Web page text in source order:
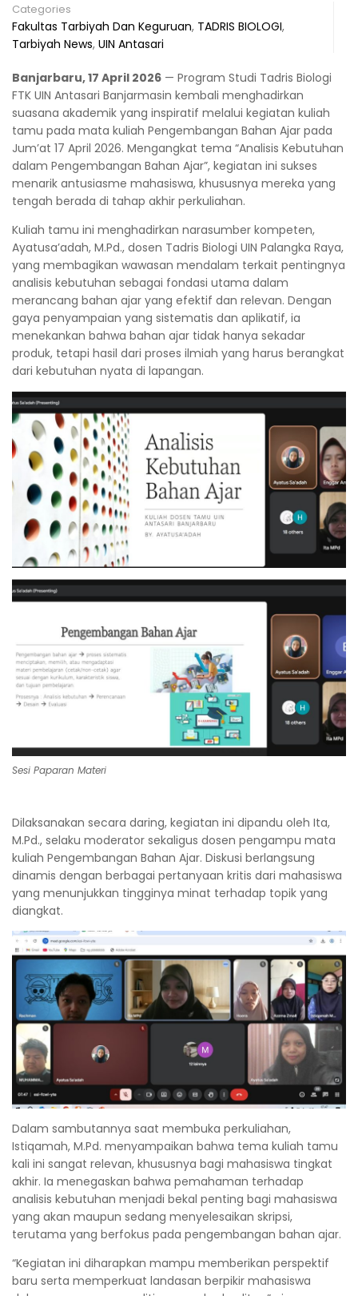
Categories
Fakultas Tarbiyah Dan Keguruan, TADRIS BIOLOGI,
Tarbiyah News, UIN Antasari
Banjarbaru, 17 April 2026 — Program Studi Tadris Biologi
FTK UIN Antasari Banjarmasin kembali menghadirkan
suasana akademik yang inspiratif melalui kegiatan kuliah
tamu pada mata kuliah Pengembangan Bahan Ajar pada
Jum’at 17 April 2026. Mengangkat tema “Analisis Kebutuhan
dalam Pengembangan Bahan Ajar”, kegiatan ini sukses
menarik antusiasme mahasiswa, khususnya mereka yang
tengah berada di tahap akhir perkuliahan.
Kuliah tamu ini menghadirkan narasumber kompeten,
Ayatusa’adah, M.Pd., dosen Tadris Biologi UIN Palangka Raya,
yang membagikan wawasan mendalam terkait pentingnya
analisis kebutuhan sebagai fondasi utama dalam
merancang bahan ajar yang efektif dan relevan. Dengan
gaya penyampaian yang sistematis dan aplikatif, ia
menekankan bahwa bahan ajar tidak hanya sekadar
produk, tetapi hasil dari proses ilmiah yang harus berangkat
dari kebutuhan nyata di lapangan.
Sesi Paparan Materi
Dilaksanakan secara daring, kegiatan ini dipandu oleh Ita,
M.Pd., selaku moderator sekaligus dosen pengampu mata
kuliah Pengembangan Bahan Ajar. Diskusi berlangsung
dinamis dengan berbagai pertanyaan kritis dari mahasiswa
yang menunjukkan tingginya minat terhadap topik yang
diangkat.
Dalam sambutannya saat membuka perkuliahan,
Istiqamah, M.Pd. menyampaikan bahwa tema kuliah tamu
kali ini sangat relevan, khususnya bagi mahasiswa tingkat
akhir. Ia menegaskan bahwa pemahaman terhadap
analisis kebutuhan menjadi bekal penting bagi mahasiswa
yang akan maupun sedang menyelesaikan skripsi,
terutama yang berfokus pada pengembangan bahan ajar.
“Kegiatan ini diharapkan mampu memberikan perspektif
baru serta memperkuat landasan berpikir mahasiswa